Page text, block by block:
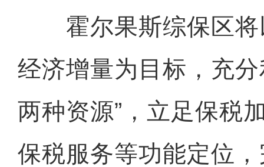
霍尔果斯综保区将
经济增量为目标，充
两种资源”，立足保税
保税服务等功能定位